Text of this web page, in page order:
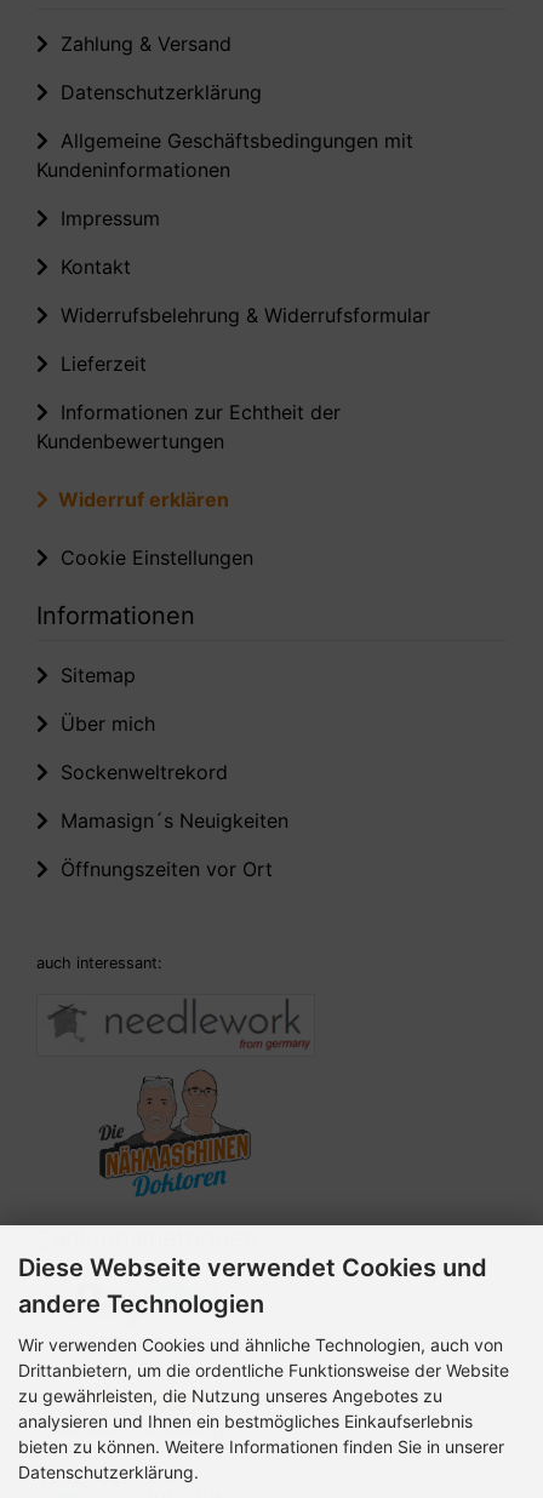
Zahlung & Versand
Datenschutzerklärung
Allgemeine Geschäftsbedingungen mit
Kundeninformationen
Impressum
Kontakt
Widerrufsbelehrung & Widerrufsformular
Lieferzeit
Informationen zur Echtheit der
Kundenbewertungen
Widerruf erklären
Cookie Einstellungen
Informationen
Sitemap
Über mich
Sockenweltrekord
Mamasign´s Neuigkeiten
Öffnungszeiten vor Ort
auch interessant:
Diese Webseite verwendet Cookies und
andere Technologien
Wir verwenden Cookies und ähnliche Technologien, auch von
Drittanbietern, um die ordentliche Funktionsweise der Website
zu gewährleisten, die Nutzung unseres Angebotes zu
analysieren und Ihnen ein bestmögliches Einkaufserlebnis
bieten zu können. Weitere Informationen finden Sie in unserer
Datenschutzerklärung.